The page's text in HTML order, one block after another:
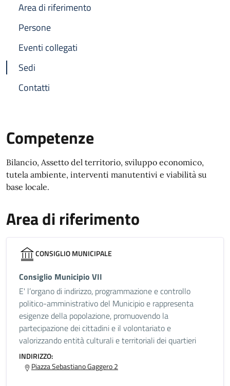
Area di riferimento
Persone
Eventi collegati
Sedi
Contatti
Competenze
Bilancio, Assetto del territorio, sviluppo economico,
tutela ambiente, interventi manutentivi e viabilità su
base locale.
Area di riferimento
CONSIGLIO MUNICIPALE
Consiglio Municipio VII
E' l’organo di indirizzo, programmazione e controllo
politico-amministrativo del Municipio e rappresenta
esigenze della popolazione, promuovendo la
partecipazione dei cittadini e il volontariato e
valorizzando entità culturali e territoriali dei quartieri
INDIRIZZO:
Piazza Sebastiano Gaggero 2